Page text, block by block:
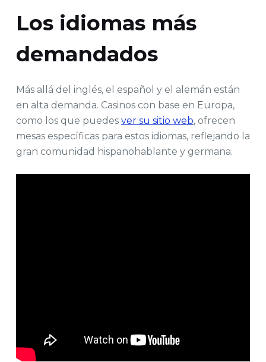
Los idiomas más
demandados
Más allá del inglés, el español y el alemán están
en alta demanda. Casinos con base en Europa,
como los que puedes ver su sitio web, ofrecen
mesas específicas para estos idiomas, reflejando la
gran comunidad hispanohablante y germana.